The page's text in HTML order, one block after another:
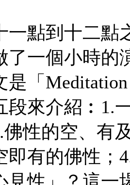
到十二點
了一個小時的
「Meditation
段來介紹︰1.
佛性的空、有
即有的佛性；